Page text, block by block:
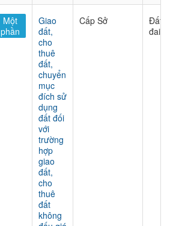
Một
phần
Giao
đất,
cho
thuê
đất,
chuyển
mục
đích sử
dụng
đất đối
với
trường
hợp
giao
đất,
cho
thuê
đất
không
Cấp Sở
Đất
đai